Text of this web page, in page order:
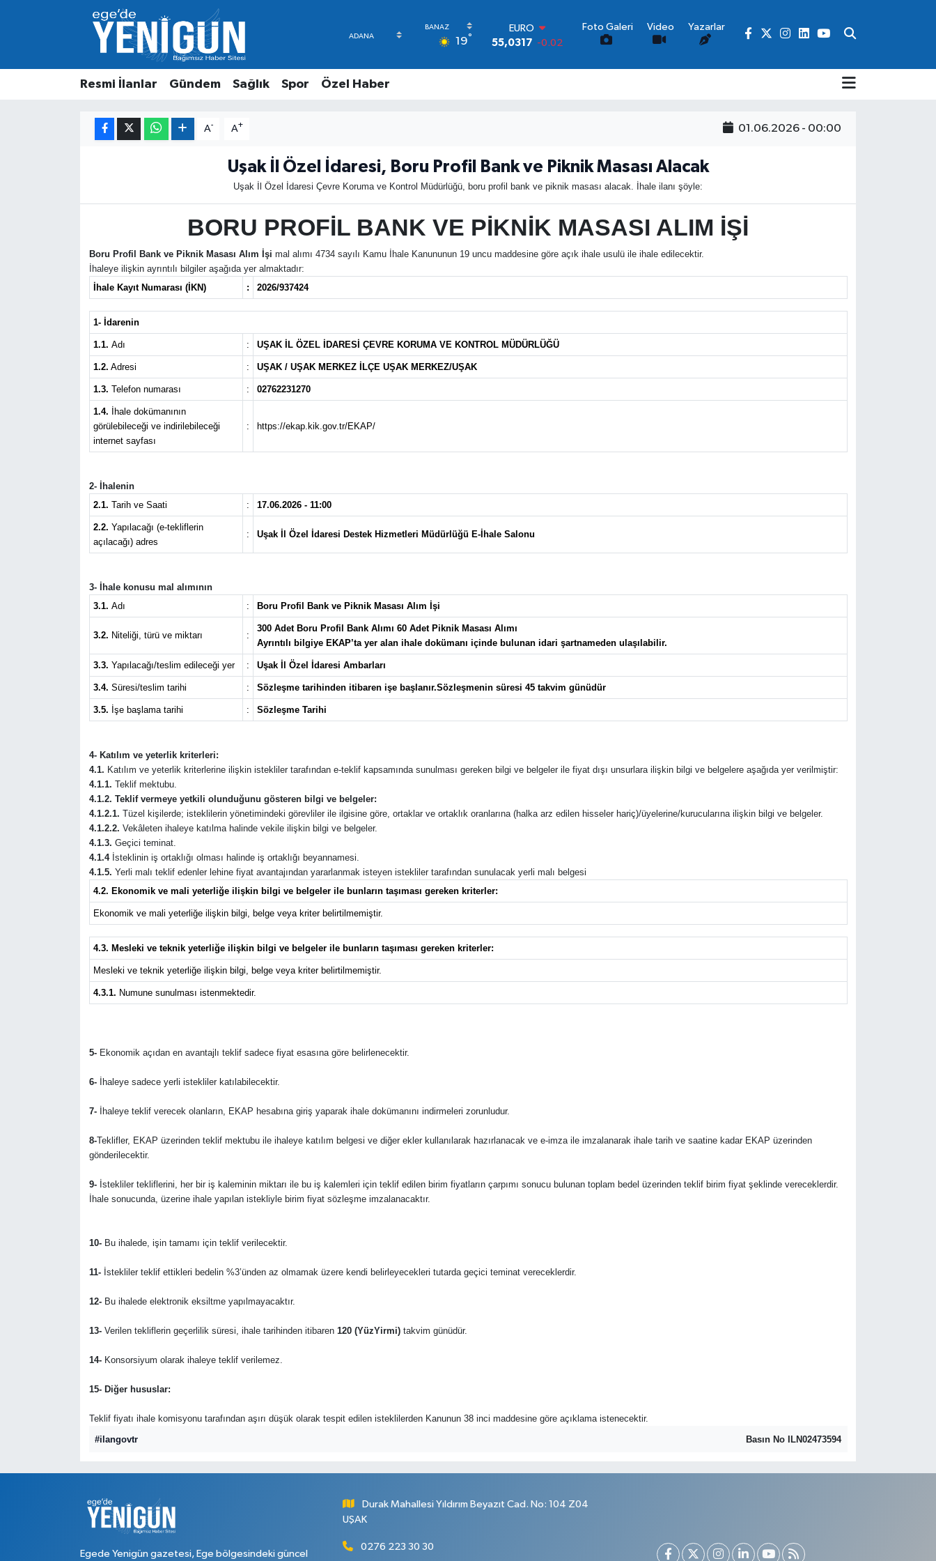
19°
STERLİN
64,2463
0.07
47,7143 0.16
Foto Galeri Video Yazarlar
Resmi İlanlar Gündem Sağlık Spor Özel Haber
A- A+ 01.06.2026 - 00:00
Uşak İl Özel İdaresi, Boru Profil Bank ve Piknik Masası Alacak
Uşak İl Özel İdaresi Çevre Koruma ve Kontrol Müdürlüğü, boru profil bank ve piknik masası alacak. İhale ilanı şöyle:
BORU PROFİL BANK VE PİKNİK MASASI ALIM İŞİ
Boru Profil Bank ve Piknik Masası Alım İşi mal alımı 4734 sayılı Kamu İhale Kanununun 19 uncu maddesine göre açık ihale usulü ile ihale edilecektir.
İhaleye ilişkin ayrıntılı bilgiler aşağıda yer almaktadır:
İhale Kayıt Numarası (İKN)
: 2026/937424
1- İdarenin
1.1. Adı : UŞAK İL ÖZEL İDARESİ ÇEVRE KORUMA VE KONTROL MÜDÜRLÜĞÜ
1.2. Adresi : UŞAK / UŞAK MERKEZ İLÇE UŞAK MERKEZ/UŞAK
1.3. Telefon numarası : 02762231270
1.4. İhale dokümanının
görülebileceği ve indirilebileceği
internet sayfası
: https://ekap.kik.gov.tr/EKAP/
2- İhalenin
2.1. Tarih ve Saati : 17.06.2026 - 11:00
2.2. Yapılacağı (e-tekliflerin
açılacağı) adres
: Uşak İl Özel İdaresi Destek Hizmetleri Müdürlüğü E-İhale Salonu
3- İhale konusu mal alımının
3.1. Adı : Boru Profil Bank ve Piknik Masası Alım İşi
3.2. Niteliği, türü ve miktarı :
300 Adet Boru Profil Bank Alımı 60 Adet Piknik Masası Alımı
Ayrıntılı bilgiye EKAP’ta yer alan ihale dokümanı içinde bulunan idari şartnameden ulaşılabilir.
3.3. Yapılacağı/teslim edileceği yer : Uşak İl Özel İdaresi Ambarları
3.4. Süresi/teslim tarihi : Sözleşme tarihinden itibaren işe başlanır.Sözleşmenin süresi 45 takvim günüdür
3.5. İşe başlama tarihi : Sözleşme Tarihi
4- Katılım ve yeterlik kriterleri:
4.1. Katılım ve yeterlik kriterlerine ilişkin istekliler tarafından e-teklif kapsamında sunulması gereken bilgi ve belgeler ile fiyat dışı unsurlara ilişkin bilgi ve belgelere aşağıda yer verilmiştir:
4.1.1. Teklif mektubu.
4.1.2. Teklif vermeye yetkili olunduğunu gösteren bilgi ve belgeler:
4.1.2.1. Tüzel kişilerde; isteklilerin yönetimindeki görevliler ile ilgisine göre, ortaklar ve ortaklık oranlarına (halka arz edilen hisseler hariç)/üyelerine/kurucularına ilişkin bilgi ve belgeler.
4.1.2.2. Vekâleten ihaleye katılma halinde vekile ilişkin bilgi ve belgeler.
4.1.3. Geçici teminat.
4.1.4İsteklinin iş ortaklığı olması halinde iş ortaklığı beyannamesi.
4.1.5. Yerli malı teklif edenler lehine fiyat avantajından yararlanmak isteyen istekliler tarafından sunulacak yerli malı belgesi
4.2. Ekonomik ve mali yeterliğe ilişkin bilgi ve belgeler ile bunların taşıması gereken kriterler:
Ekonomik ve mali yeterliğe ilişkin bilgi, belge veya kriter belirtilmemiştir.
4.3. Mesleki ve teknik yeterliğe ilişkin bilgi ve belgeler ile bunların taşıması gereken kriterler:
Mesleki ve teknik yeterliğe ilişkin bilgi, belge veya kriter belirtilmemiştir.
4.3.1. Numune sunulması istenmektedir.
5-Ekonomik açıdan en avantajlı teklif sadece fiyat esasına göre belirlenecektir.
6- İhaleye sadece yerli istekliler katılabilecektir.
7-İhaleye teklif verecek olanların, EKAP hesabına giriş yaparak ihale dokümanını indirmeleri zorunludur.
8-Teklifler, EKAP üzerinden teklif mektubu ile ihaleye katılım belgesi ve diğer ekler kullanılarak hazırlanacak ve e-imza ile imzalanarak ihale tarih ve saatine kadar EKAP üzerinden
gönderilecektir.
9-İstekliler tekliflerini, her bir iş kaleminin miktarı ile bu iş kalemleri için teklif edilen birim fiyatların çarpımı sonucu bulunan toplam bedel üzerinden teklif birim fiyat şeklinde vereceklerdir.
İhale sonucunda, üzerine ihale yapılan istekliyle birim fiyat sözleşme imzalanacaktır.
10-Bu ihalede, işin tamamı için teklif verilecektir.
11-İstekliler teklif ettikleri bedelin %3’ünden az olmamak üzere kendi belirleyecekleri tutarda geçici teminat vereceklerdir.
12- Bu ihalede elektronik eksiltme yapılmayacaktır.
13-Verilen tekliflerin geçerlilik süresi, ihale tarihinden itibaren 120 (YüzYirmi)takvim günüdür.
14-Konsorsiyum olarak ihaleye teklif verilemez.
15- Diğer hususlar:
Teklif fiyatı ihale komisyonu tarafından aşırı düşük olarak tespit edilen isteklilerden Kanunun 38 inci maddesine göre açıklama istenecektir.
#ilangovtr
Basın No ILN02473594
Egede Yenigün gazetesi, Ege bölgesindeki güncel
Durak Mahallesi Yıldırım Beyazıt Cad. No: 104 Z04
UŞAK
0276 223 30 30
Resmi İlanlar
Gündem
Beyoğlu Nöbetçi Eczaneler
Beyoğlu Hava Durumu
Beyoğlu Trafik Yoğunluk Haritası
Haber Arşivi